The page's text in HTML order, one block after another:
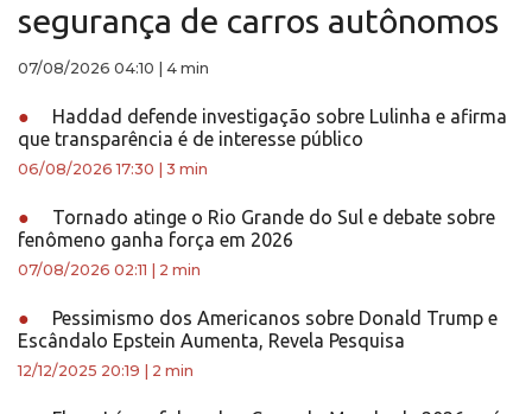
segurança de carros autônomos
07/08/2026 04:10 4 min
●
Haddad defende investigação sobre Lulinha e afirma
que transparência é de interesse público
06/08/2026 17:30 3 min
●
Tornado atinge o Rio Grande do Sul e debate sobre
fenômeno ganha força em 2026
07/08/2026 02:11 2 min
●
Pessimismo dos Americanos sobre Donald Trump e
Escândalo Epstein Aumenta, Revela Pesquisa
12/12/2025 20:19 2 min